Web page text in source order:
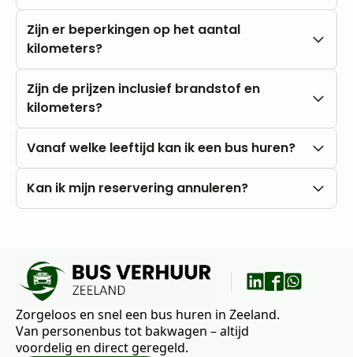
Zijn er beperkingen op het aantal
kilometers?
Nee, u rijdt altijd met onbeperkte kilometers.
Zijn de prijzen inclusief brandstof en
kilometers?
Onze prijzen zijn altijd inclusief btw en
eigen rekening.
Vanaf welke leeftijd kan ik een bus huren?
U kunt al vanaf 18 jaar bij ons huren, mits u in het
Kan ik mijn reservering annuleren?
ons te bespreken.
Zorgeloos en snel een bus huren in Zeeland.
Van personenbus tot bakwagen – altijd
voordelig en direct geregeld.